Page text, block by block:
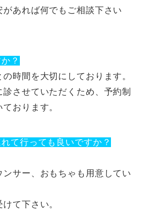
あれば何でもご相談下さい
？
時間を大切にしております。
させていただくため、予約制
おります。
て行っても良いですか？
サー、おもちゃも用意してい
て下さい。